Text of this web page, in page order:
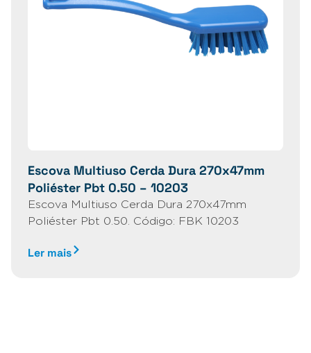
Escova Multiuso Cerda Dura 270x47mm
Poliéster Pbt 0.50 – 10203
Escova Multiuso Cerda Dura 270x47mm
Poliéster Pbt 0.50. Código: FBK 10203
Ler mais